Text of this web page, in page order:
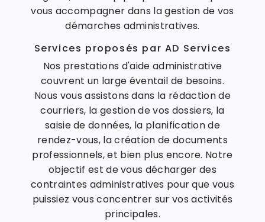
vous accompagner dans la gestion de vos
démarches administratives.
Services proposés par AD Services
Nos prestations d'aide administrative
couvrent un large éventail de besoins.
Nous vous assistons dans la rédaction de
courriers, la gestion de vos dossiers, la
saisie de données, la planification de
rendez-vous, la création de documents
professionnels, et bien plus encore. Notre
objectif est de vous décharger des
contraintes administratives pour que vous
puissiez vous concentrer sur vos activités
principales.